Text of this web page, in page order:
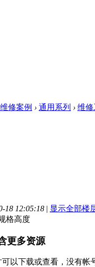
修案例 › 通用系列 › 维
18 12:05:18 | 显示全部楼
格高度
更多资源
可以下载或查看，没有帐